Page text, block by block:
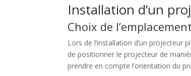
Installation d’un
Choix de l’emplacement
Lors de l’installation d’un projecteur
de positionner le projecteur de
prendre en compte l’orientation du